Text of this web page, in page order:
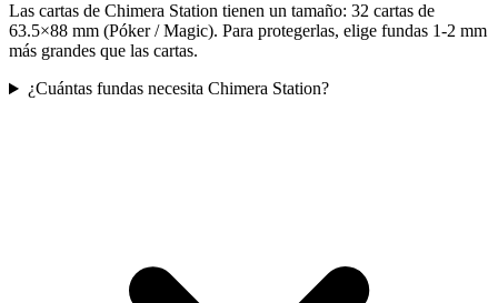
Las cartas de Chimera Station tienen un tamaño: 32 cartas de
63.5×88 mm (Póker / Magic). Para protegerlas, elige fundas 1-2 mm
más grandes que las cartas.
¿Cuántas fundas necesita Chimera Station?